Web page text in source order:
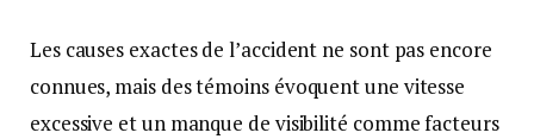
Les causes exactes de l’accident ne sont pas encore
connues, mais des témoins évoquent une vitesse
excessive et un manque de visibilité comme facteurs